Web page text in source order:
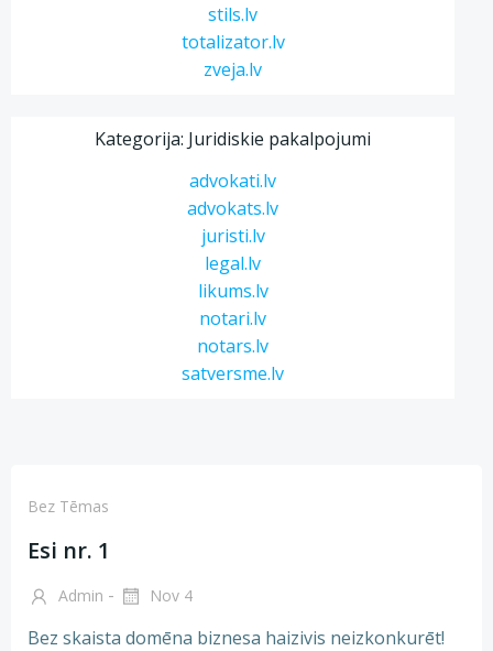
stils.lv
totalizator.lv
zveja.lv
Kategorija: Juridiskie pakalpojumi
advokati.lv
advokats.lv
juristi.lv
legal.lv
likums.lv
notari.lv
notars.lv
satversme.lv
Bez Tēmas
Esi nr. 1
Admin - Nov 4
Bez skaista domēna biznesa haizivis neizkonkurēt!